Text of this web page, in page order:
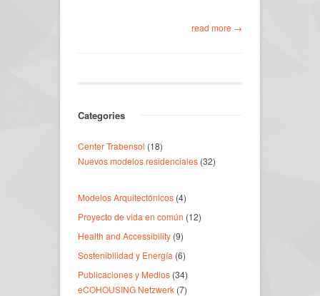
read more →
Categories
Center Trabensol (18)
Nuevos modelos residenciales (32)
Modelos Arquitectónicos (4)
Proyecto de vida en común (12)
Health and Accessibility (9)
Sostenibilidad y Energía (6)
Publicaciones y Medios (34)
eCOHOUSING Netzwerk (7)